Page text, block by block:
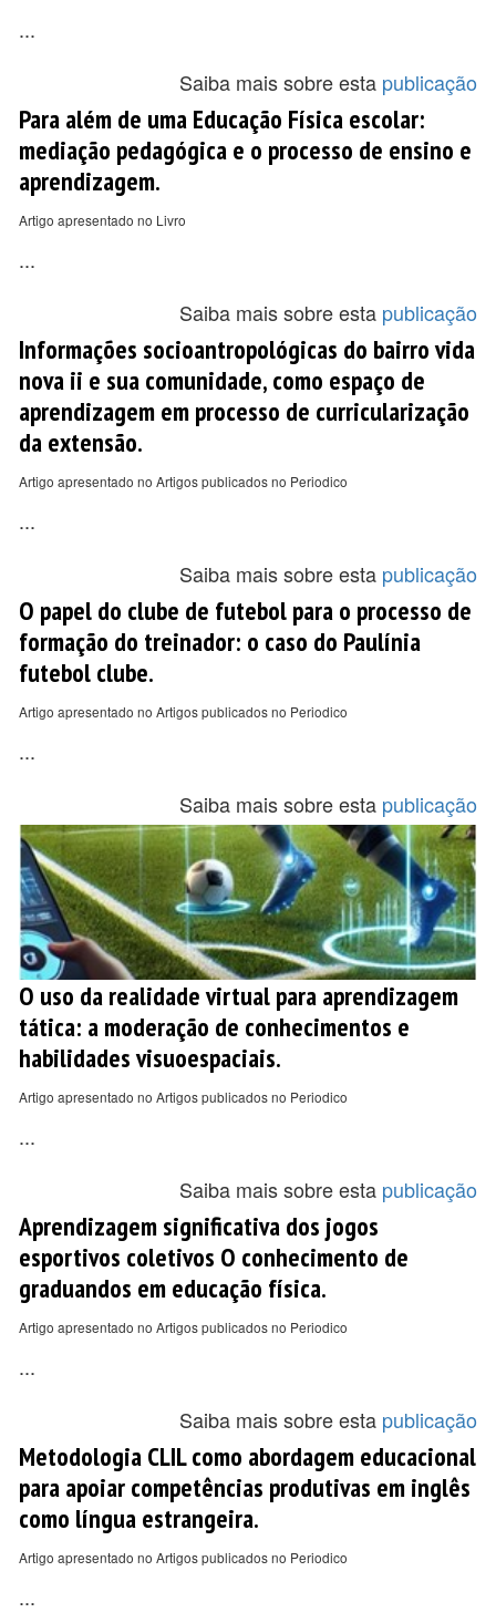
...
Saiba mais sobre esta publicação
Para além de uma Educação Física escolar:
mediação pedagógica e o processo de ensino e
aprendizagem.
Artigo apresentado no Livro
...
Saiba mais sobre esta publicação
Informações socioantropológicas do bairro vida
nova ii e sua comunidade, como espaço de
aprendizagem em processo de curricularização
da extensão.
Artigo apresentado no Artigos publicados no Periodico
...
Saiba mais sobre esta publicação
O papel do clube de futebol para o processo de
formação do treinador: o caso do Paulínia
futebol clube.
Artigo apresentado no Artigos publicados no Periodico
...
Saiba mais sobre esta publicação
O uso da realidade virtual para aprendizagem
tática: a moderação de conhecimentos e
habilidades visuoespaciais.
Artigo apresentado no Artigos publicados no Periodico
...
Saiba mais sobre esta publicação
Aprendizagem significativa dos jogos
esportivos coletivos O conhecimento de
graduandos em educação física.
Artigo apresentado no Artigos publicados no Periodico
...
Saiba mais sobre esta publicação
Metodologia CLIL como abordagem educacional
para apoiar competências produtivas em inglês
como língua estrangeira.
Artigo apresentado no Artigos publicados no Periodico
...